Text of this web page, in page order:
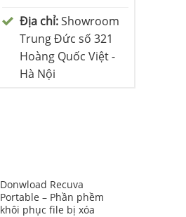
Địa chỉ:Showroom
Trung Đức số 321
Hoàng Quốc Việt -
Hà Nội
Donwload Recuva
Portable – Phần phềm
khôi phục file bị xóa